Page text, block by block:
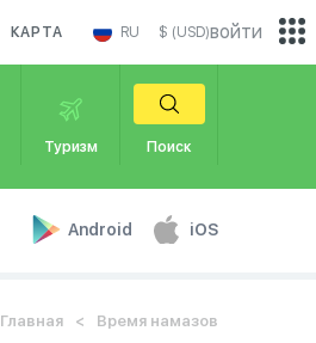
КАРТА RU $ (USD)
Туризм Поиск
Android iOS
войти
Главная Время намазов